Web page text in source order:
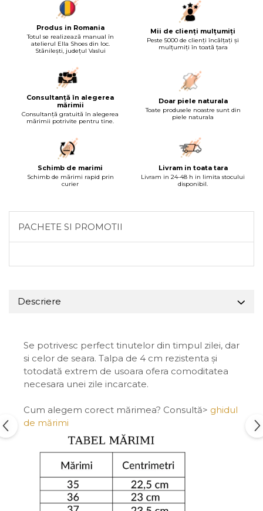
Produs in Romania
Totul se realizează manual în
atelierul Ella Shoes din loc.
Stănilești, județul Vaslui
Mii de clienți mulțumiți
Peste 5000 de clienți încălțați și
mulțumiți în toată țara
Consultanță în alegerea
mărimii
Consultanță gratuită în alegerea
mărimii potrivite pentru tine.
Doar piele naturala
Toate produsele noastre sunt din
piele naturala
Schimb de marimi
Schimb de mărimi rapid prin
curier
Livram in toata tara
Livram in 24-48 h in limita stocului
disponibil.
PACHETE SI PROMOTII
Descriere
Se potrivesc perfect tinutelor din timpul zilei, dar
si celor de seara. Talpa de 4 cm rezistenta și
totodată extrem de usoara ofera comoditatea
necesara unei zile incarcate.
Cum alegem corect mărimea? Consultă> ghidul
de mărimi